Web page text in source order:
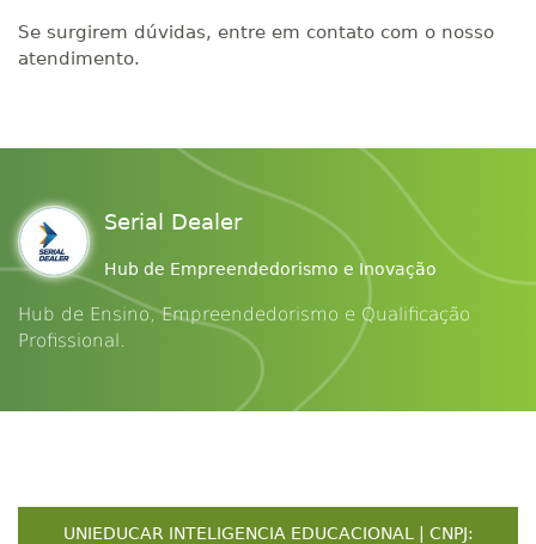
Se surgirem dúvidas, entre em contato com o nosso
atendimento.
Serial Dealer
Hub de Empreendedorismo e Inovação
Hub de Ensino, Empreendedorismo e Qualificação
Profissional.
UNIEDUCAR INTELIGENCIA EDUCACIONAL | CNPJ: